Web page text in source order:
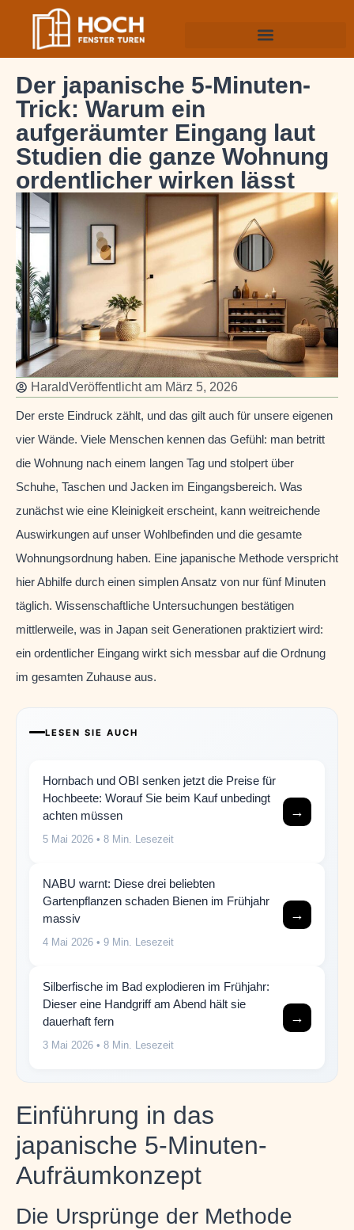
Der japanische 5-Minuten-
Trick: Warum ein
aufgeräumter Eingang laut
Studien die ganze Wohnung
ordentlicher wirken lässt
HaraldVeröffentlicht am März 5, 2026
Der erste Eindruck zählt, und das gilt auch für unsere eigenen
vier Wände. Viele Menschen kennen das Gefühl: man betritt
die Wohnung nach einem langen Tag und stolpert über
Schuhe, Taschen und Jacken im Eingangsbereich. Was
zunächst wie eine Kleinigkeit erscheint, kann weitreichende
Auswirkungen auf unser Wohlbefinden und die gesamte
Wohnungsordnung haben. Eine japanische Methode verspricht
hier Abhilfe durch einen simplen Ansatz von nur fünf Minuten
täglich. Wissenschaftliche Untersuchungen bestätigen
mittlerweile, was in Japan seit Generationen praktiziert wird:
ein ordentlicher Eingang wirkt sich messbar auf die Ordnung
im gesamten Zuhause aus.
LESEN SIE AUCH
Hornbach und OBI senken jetzt die Preise für
Hochbeete: Worauf Sie beim Kauf unbedingt
achten müssen
5 Mai 2026 • 8 Min. Lesezeit
→
NABU warnt: Diese drei beliebten
Gartenpflanzen schaden Bienen im Frühjahr
massiv
4 Mai 2026 • 9 Min. Lesezeit
→
Silberfische im Bad explodieren im Frühjahr:
Dieser eine Handgriff am Abend hält sie
dauerhaft fern
3 Mai 2026 • 8 Min. Lesezeit
→
Einführung in das
japanische 5-Minuten-
Aufräumkonzept
Die Ursprünge der Methode